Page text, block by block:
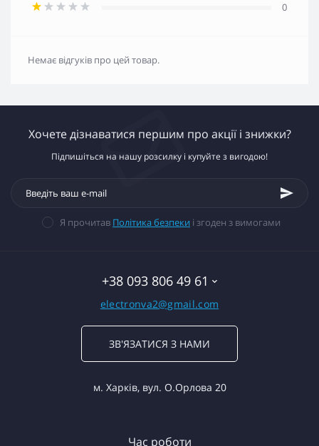
0
Немає відгуків про цей товар.
Хочете дізнаватися першим про акції і знижки?
Підпишіться на нашу розсилку і купуйте з вигодою!
Я прочитав Політика безпеки і згоден з вимогами
+38 093 806 49 61
electronva2@gmail.com
ЗВ'ЯЗАТИСЯ З НАМИ
м. Харків, вул. О.Орлова 20
Час роботи